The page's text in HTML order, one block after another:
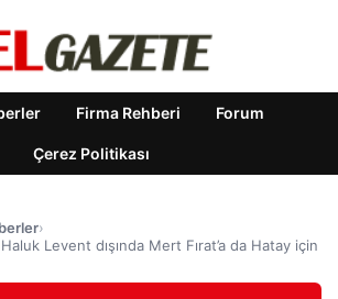
Firma Rehberi Forum
Çerez Politikası
›
Levent dışında Mert Fırat’a da Hatay için